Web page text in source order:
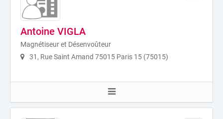
Antoine VIGLA
Magnétiseur et Désenvoûteur
31, Rue Saint Amand 75015 Paris 15 (75015)